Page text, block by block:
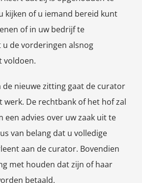
kijken of u iemand bereid kunt
of in uw bedrijf te
u de vorderingen alsnog
voldoen.
de nieuwe zitting gaat de curator
werk. De rechtbank of het hof zal
een advies over uw zaak uit te
van belang dat u volledige
aan de curator. Bovendien
met houden dat zijn of haar
betaald.